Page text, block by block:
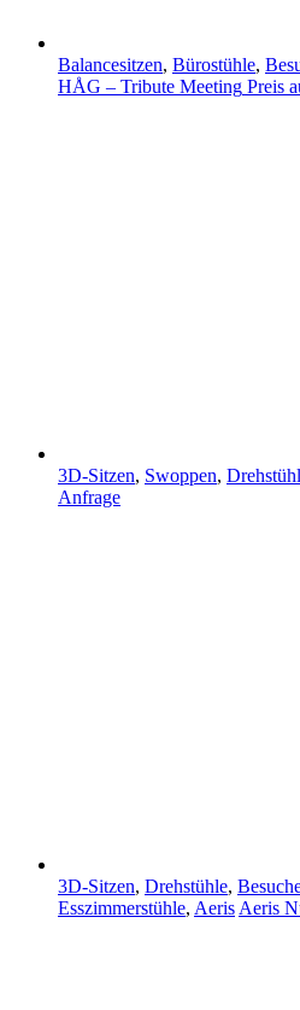
Balancesitzen, Bürostühle,
HÅG – Tribute Meeting Preis
3D-Sitzen, Swoppen,
Anfrage
3D-Sitzen, Drehstühle,
Esszimmerstühle, Aeris Aeris